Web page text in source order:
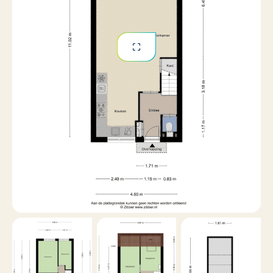
Toelichting samenstelling gezelschap
Bruto jaarinkomen huurder(s)
Reacties welke niet aan deze eisen voldoen worden
niet in behandeling genomen.
Uitnodiging op volgorde van binnenkomende mail en
voor een bezichtigingsronde geldt: vol=vol
betrouwbaarheid in diverse (openbare) registers.
Huurder dient deze screening volledig en succesvol te
doorlopen en af te ronden met 5 sterren, de beste
score in onze screeningstool (Properize). De keuze om
de woning aan kandidaten te verhuren is geheel aan